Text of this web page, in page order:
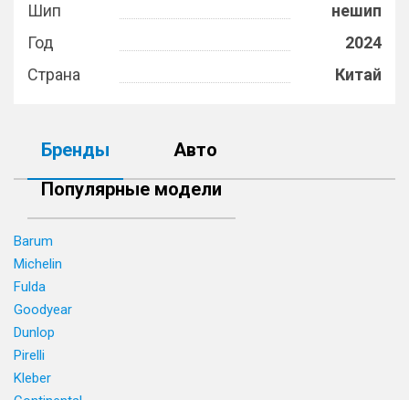
Шип
нешип
Год
2024
Страна
Китай
Бренды
Авто
Популярные модели
Barum
Michelin
Fulda
Goodyear
Dunlop
Pirelli
Kleber